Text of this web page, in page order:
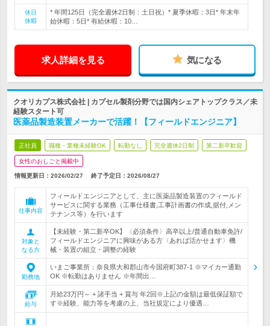
休日
休暇
* 年間125日（完全週休2日制：土日祝）* 夏季休暇：3日* 年末年
始休暇：5日* 有給休暇：10…
求人詳細を見る 気になる
クオリカプス株式会社 | カプセル製剤分野では国内シェアトップクラス／未
経験スタート可
医薬品製造装置メーカーで活躍！【フィールドエンジニア】
正社員 職種・業種未経験OK 転勤なし 完全週休2日制 第二新卒歓迎
女性のおしごと掲載中
情報更新日：2026/02/27 終了予定日： 2026/08/27
仕事内容
フィールドエンジニアとして、主に医薬品製造装置のフィールド
サービスに関する業務（工事仕様書,工事計画書の作成,据付,メン
テナンス等）を行います
対象と
なる方
【未経験・第二新卒OK】〈必須条件〉高卒以上/普通自動車免許/
フィールドエンジニアに興味がある方〈あれば活かせます〉機
械・装置の組立・調整の経験
勤務地
いまご事業所：奈良県大和郡山市今国府町387-1 ※マイカー通勤
OK ※転勤はありません ※年間出…
給与
月給23万円～ + 諸手当 + 賞与 年2回※上記の金額は最低保証額で
す※経験、能力等を考慮の上、当社規定により優遇…